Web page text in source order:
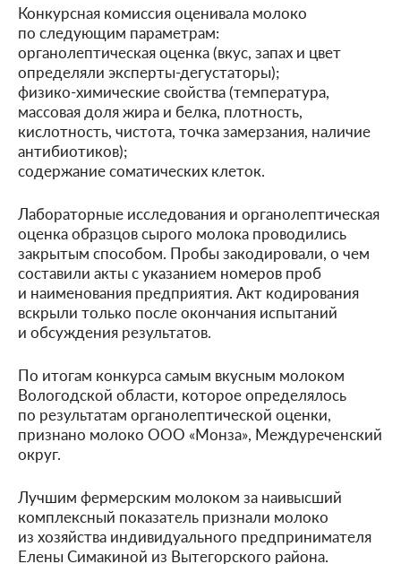
Конкурсная комиссия оценивала молоко
по следующим параметрам:
органолептическая оценка (вкус, запах и цвет
определяли эксперты-дегустаторы);
физико-химические свойства (температура,
массовая доля жира и белка, плотность,
кислотность, чистота, точка замерзания, наличие
антибиотиков);
содержание соматических клеток.
Лабораторные исследования и органолептическая
оценка образцов сырого молока проводились
закрытым способом. Пробы закодировали, о чем
составили акты с указанием номеров проб
и наименования предприятия. Акт кодирования
вскрыли только после окончания испытаний
и обсуждения результатов.
По итогам конкурса самым вкусным молоком
Вологодской области, которое определялось
по результатам органолептической оценки,
признано молоко ООО «Монза», Междуреченский
округ.
Лучшим фермерским молоком за наивысший
комплексный показатель признали молоко
из хозяйства индивидуального предпринимателя
Елены Симакиной из Вытегорского района.